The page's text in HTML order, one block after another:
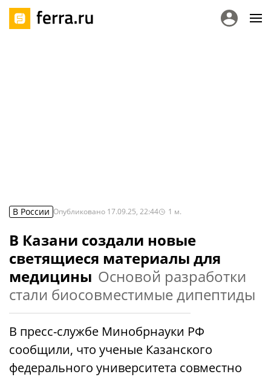
В России Опубликовано 17.09.25, 22:44 1 м.
В Казани создали новые
светящиеся материалы для
медицины Основой разработки
стали биосовместимые дипептиды
В пресс-службе Минобрнауки РФ
сообщили, что ученые Казанского
федерального университета совместно